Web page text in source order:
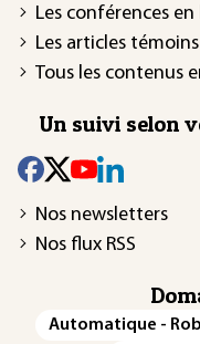
Les conférences
Les articles témoins
Tous les contenus
Un suivi selon
Nos newsletters
Nos flux RSS
Automatique -